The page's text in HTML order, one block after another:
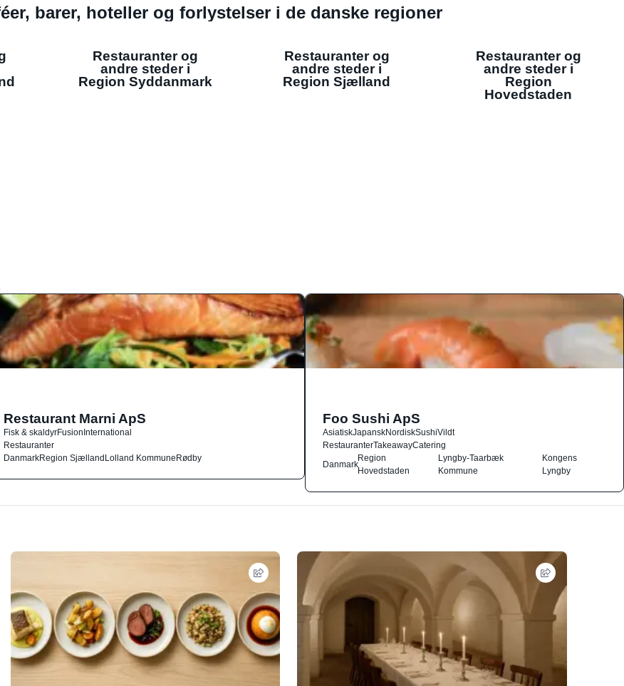
barer, hoteller og forlystelser i de danske regioner
Restauranter og
andre steder i
Region Syddanmark
Restauranter og
andre steder i
Region Sjælland
Restauranter og
andre steder i
Region
Hovedstaden
Restaurant Marni ApS
Fisk & skaldyrFusionInternational
Restauranter
DanmarkRegion SjællandLolland KommuneRødby
Foo Sushi ApS
AsiatiskJapanskNordiskSushiVildt
RestauranterTakeawayCatering
Danmark
Region
Hovedstaden
Lyngby-Taarbæk
Kommune
Kongens
Lyngby